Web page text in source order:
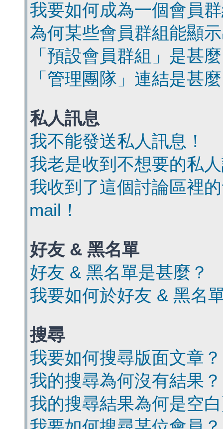
我要如何成為一個會員
為何某些會員群組能顯
「預設會員群組」是甚
「管理團隊」連結是甚
私人訊息
我不能發送私人訊息！
我老是收到不想要的私
我收到了這個討論區裡
mail！
好友 & 黑名單
好友 & 黑名單是甚麼？
我要如何於好友 & 黑名
搜尋
我要如何搜尋版面文章？
我的搜尋為何沒有結果？
我的搜尋結果為何是空